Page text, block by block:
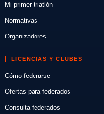
Mi primer triatlón
Normativas
Organizadores
LICENCIAS Y CLUBES
Cómo federarse
Ofertas para federados
Consulta federados